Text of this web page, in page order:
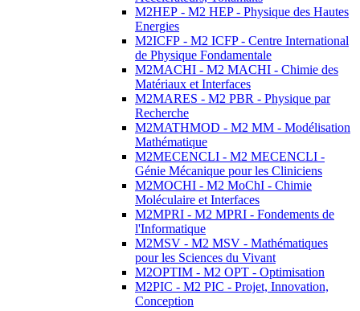
M2HEP - M2 HEP - Physique des Hautes
Energies
M2ICFP - M2 ICFP - Centre International
de Physique Fondamentale
M2MACHI - M2 MACHI - Chimie des
Matériaux et Interfaces
M2MARES - M2 PBR - Physique par
Recherche
M2MATHMOD - M2 MM - Modélisation
Mathématique
M2MECENCLI - M2 MECENCLI -
Génie Mécanique pour les Cliniciens
M2MOCHI - M2 MoChI - Chimie
Moléculaire et Interfaces
M2MPRI - M2 MPRI - Fondements de
l'Informatique
M2MSV - M2 MSV - Mathématiques
pour les Sciences du Vivant
M2OPTIM - M2 OPT - Optimisation
M2PIC - M2 PIC - Projet, Innovation,
Conception